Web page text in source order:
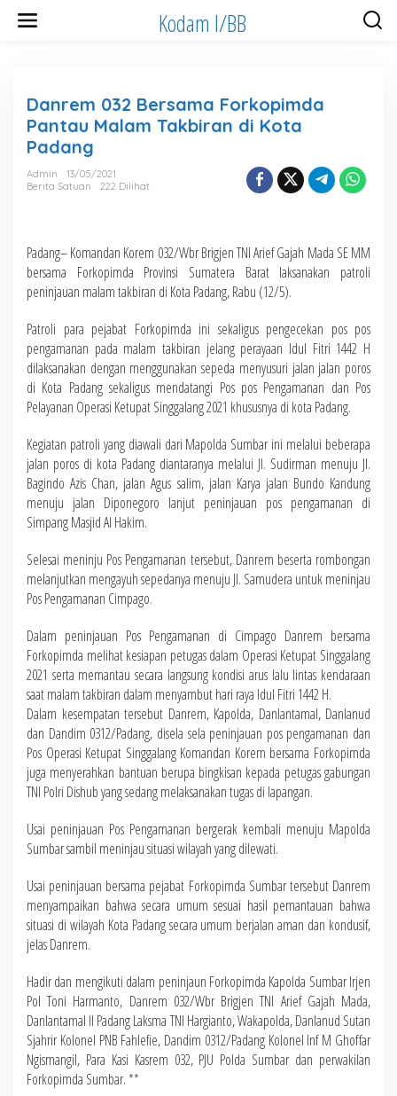
Kodam I/BB
Danrem 032 Bersama Forkopimda
Pantau Malam Takbiran di Kota
Padang
Admin
13/05/2021
Berita Satuan
222 Dilihat
Padang– Komandan Korem 032/Wbr Brigjen TNI Arief Gajah Mada SE MM
bersama Forkopimda Provinsi Sumatera Barat laksanakan patroli
peninjauan malam takbiran di Kota Padang, Rabu (12/5).
Patroli para pejabat Forkopimda ini sekaligus pengecekan pos pos
pengamanan pada malam takbiran jelang perayaan Idul Fitri 1442 H
dilaksanakan dengan menggunakan sepeda menyusuri jalan jalan poros
di Kota Padang sekaligus mendatangi Pos pos Pengamanan dan Pos
Pelayanan Operasi Ketupat Singgalang 2021 khususnya di kota Padang.
Kegiatan patroli yang diawali dari Mapolda Sumbar ini melalui beberapa
jalan poros di kota Padang diantaranya melalui Jl. Sudirman menuju Jl.
Bagindo Azis Chan, jalan Agus salim, jalan Karya jalan Bundo Kandung
menuju jalan Diponegoro lanjut peninjauan pos pengamanan di
Simpang Masjid Al Hakim.
Selesai meninju Pos Pengamanan tersebut, Danrem beserta rombongan
melanjutkan mengayuh sepedanya menuju Jl. Samudera untuk meninjau
Pos Pengamanan Cimpago.
Dalam peninjauan Pos Pengamanan di Cimpago Danrem bersama
Forkopimda melihat kesiapan petugas dalam Operasi Ketupat Singgalang
2021 serta memantau secara langsung kondisi arus lalu lintas kendaraan
saat malam takbiran dalam menyambut hari raya Idul Fitri 1442 H.
Dalam kesempatan tersebut Danrem, Kapolda, Danlantamal, Danlanud
dan Dandim 0312/Padang, disela sela peninjauan pos pengamanan dan
Pos Operasi Ketupat Singgalang Komandan Korem bersama Forkopimda
juga menyerahkan bantuan berupa bingkisan kepada petugas gabungan
TNI Polri Dishub yang sedang melaksanakan tugas di lapangan.
Usai peninjauan Pos Pengamanan bergerak kembali menuju Mapolda
Sumbar sambil meninjau situasi wilayah yang dilewati.
Usai peninjauan bersama pejabat Forkopimda Sumbar tersebut Danrem
menyampaikan bahwa secara umum sesuai hasil pemantauan bahwa
situasi di wilayah Kota Padang secara umum berjalan aman dan kondusif,
jelas Danrem.
Hadir dan mengikuti dalam peninjaun Forkopimda Kapolda Sumbar Irjen
Pol Toni Harmanto, Danrem 032/Wbr Brigjen TNI Arief Gajah Mada,
Danlantamal II Padang Laksma TNI Hargianto, Wakapolda, Danlanud Sutan
Sjahrir Kolonel PNB Fahlefie, Dandim 0312/Padang Kolonel Inf M Ghoffar
Ngismangil, Para Kasi Kasrem 032, PJU Polda Sumbar dan perwakilan
Forkopimda Sumbar. **